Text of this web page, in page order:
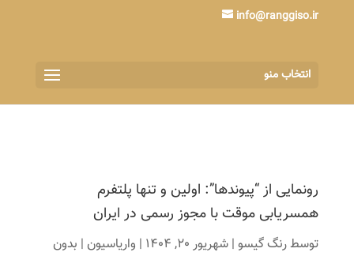
info@ranggiso.ir
انتخاب منو
رونمایی از “پیوندها”: اولین و تنها پلتفرم
همسریابی موقت با مجوز رسمی در ایران
توسطرنگ گیسو| شهریور 20, 1404 | واریاسیون| بدون